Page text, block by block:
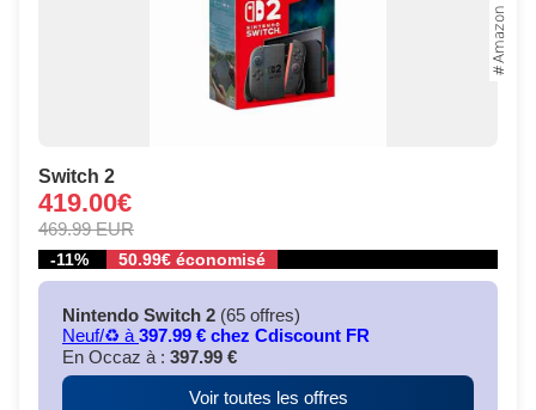
Switch 2
419.00€
469.99 EUR
-11% 50.99€ économisé
Nintendo Switch 2 (65 offres)
Neuf/♻️ à 397.99 € chez Cdiscount FR
En Occaz à : 397.99 €
Voir toutes les offres